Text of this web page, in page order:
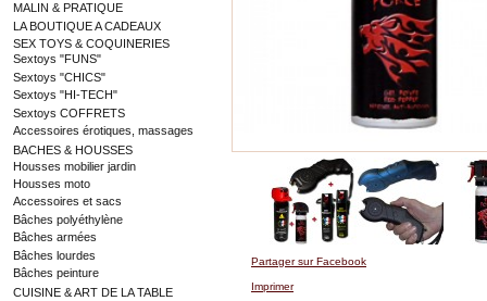
MALIN & PRATIQUE
LA BOUTIQUE A CADEAUX
SEX TOYS & COQUINERIES
Sextoys "FUNS"
Sextoys "CHICS"
Sextoys "HI-TECH"
Sextoys COFFRETS
Accessoires érotiques, massages
BACHES & HOUSSES
Housses mobilier jardin
Housses moto
Accessoires et sacs
Bâches polyéthylène
Bâches armées
Bâches lourdes
Bâches peinture
CUISINE & ART DE LA TABLE
Partager sur Facebook
Imprimer